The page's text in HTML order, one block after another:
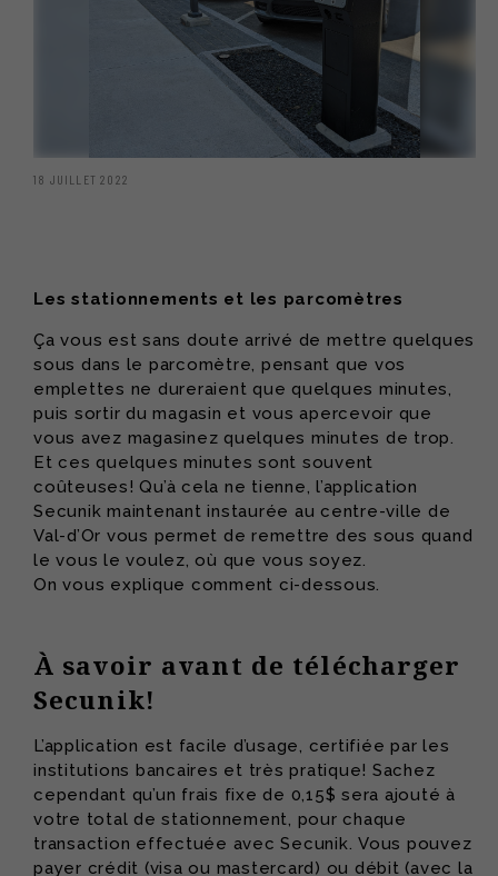
18 JUILLET 2022
Les stationnements et les parcomètres
Ça vous est sans doute arrivé de mettre quelques
sous dans le parcomètre, pensant que vos
emplettes ne dureraient que quelques minutes,
puis sortir du magasin et vous apercevoir que
vous avez magasinez quelques minutes de trop.
Et ces quelques minutes sont souvent
coûteuses! Qu’à cela ne tienne, l’application
Secunik maintenant instaurée au centre-ville de
Val-d’Or vous permet de remettre des sous quand
le vous le voulez, où que vous soyez.
On vous explique comment ci-dessous.
À savoir avant de télécharger
Secunik!
L’application est facile d’usage, certifiée par les
institutions bancaires et très pratique! Sachez
cependant qu’un frais fixe de 0,15$ sera ajouté à
votre total de stationnement, pour chaque
transaction effectuée avec Secunik. Vous pouvez
payer crédit (visa ou mastercard) ou débit (avec la